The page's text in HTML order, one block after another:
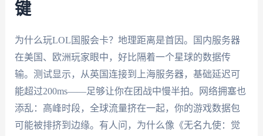
键
为什么玩LOL国服会卡？地理距离是首因。国内服务器
在美国、欧洲玩家眼中，好比隔着一个星球的数据传
输。测试显示，从英国连接到上海服务器，基础延迟可
能超过200ms——足够让你在团战中慢半拍。网络拥塞也
添乱：高峰时段，全球流量挤在一起，你的游戏数据包
可能被排挤到边缘。有人问，为什么像《无名九使：觉